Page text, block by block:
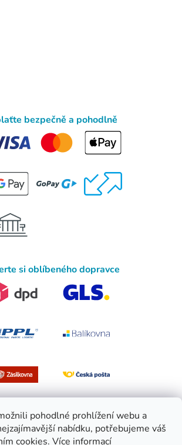
pohodlné prohlížení webu a
nabídku, potřebujeme váš
cookies. Více informací
bezpečně a pohodlně
si oblíbeného dopravce